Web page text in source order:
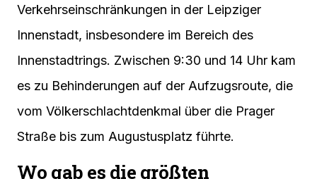
Verkehrseinschränkungen in der Leipziger
Innenstadt, insbesondere im Bereich des
Innenstadtrings. Zwischen 9:30 und 14 Uhr kam
es zu Behinderungen auf der Aufzugsroute, die
vom Völkerschlachtdenkmal über die Prager
Straße bis zum Augustusplatz führte.
Wo gab es die größten